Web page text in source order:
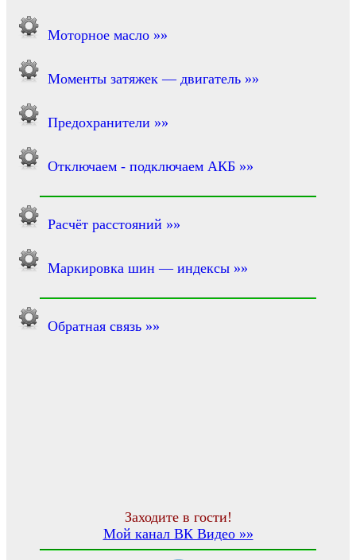
Моторное масло »»
Моменты затяжек — двигатель »»
Предохранители »»
Отключаем - подключаем АКБ »»
Расчёт расстояний »»
Маркировка шин — индексы »»
Обратная связь »»
Заходите в гости!
Мой канал ВК Видео »»